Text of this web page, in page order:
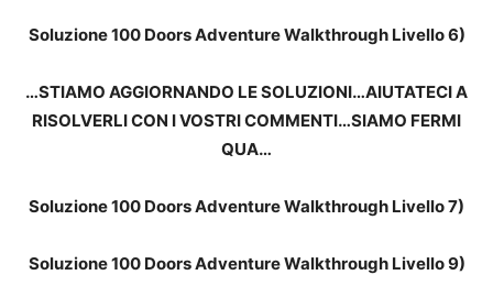
Soluzione 100 Doors Adventure Walkthrough Livello 6)
…STIAMO AGGIORNANDO LE SOLUZIONI…AIUTATECI A
RISOLVERLI CON I VOSTRI COMMENTI…SIAMO FERMI
QUA…
Soluzione 100 Doors Adventure Walkthrough Livello 7)
Soluzione 100 Doors Adventure Walkthrough Livello 9)